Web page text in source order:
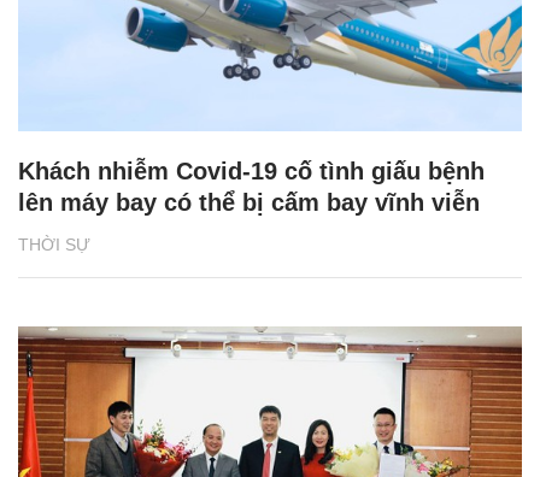
THỜI SỰ
Khách nhiễm Covid-19 cố tình giấu bệnh
lên máy bay có thể bị cấm bay vĩnh viễn